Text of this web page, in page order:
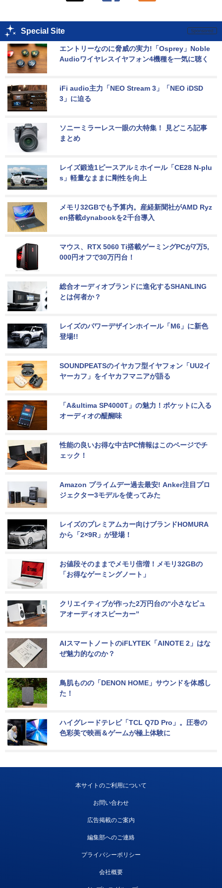
Special Site
エントリーなのに脅威の実力!「Osprey」Noble
Audioワイヤレスイヤフォン4機種を一気に聴く
iFi audio主力「NEO Stream 3」「NEO iDSD
3」に迫る
ソニーミラーレス一眼の大特集！ 見どころ記事
まとめ
レイズ鍛造1ピースアルミホイール「CE28 N-plu
s」軽量なままに剛性を向上
メモリ32GBでも予算内。産経新聞社がAMD Ryz
en搭載dynabookを2千台導入
マウス、RTX 5060 Ti搭載ゲーミングPCが7万5,
000円オフで30万円台！
総合オーディオブランドに進化するSHANLING
とは何者か？
レイズのパワーデザインホイール「M6」に新色
登場!!
SOUNDPEATSのイヤカフ型イヤフォン「UU2イ
ヤーカフ」をイヤカフマニアが語る
「A&ultima SP4000T」の魅力！ポケットに入る
オーディオの醍醐味
性能の良いお得な中古PC情報はこのページでチ
ェック！
Amazon プライムデー過去最安! Anker注目プロ
ジェクター3モデルを使ってみた
レイズのプレミアムカー向けブランドHOMURA
から「2×9R」が登場！
お値段そのままでメモリ倍増！メモリ32GBの
「お得なゲーミングノート」
クリエイティブが作った2万円台の“小さなピュ
アオーディオスピーカー”
AIスマートノートのiFLYTEK「AINOTE 2」はな
ぜ魅力的なのか？
鳥肌ものの「DENON HOME」サウンドを体感し
た！
ハイグレードテレビ「TCL Q7D Pro」。圧巻の
色彩美で映画＆ゲームが極上体験に
本サイトのご利用について
お問い合わせ
広告掲載のご案内
編集部へのご連絡
プライバシーポリシー
会社概要